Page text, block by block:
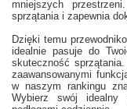
mniejszych
sprzątania i zapewnia
Dzięki temu
idealnie pasuje do
skuteczność
zaawansowanymi
w naszym rankingu
Wybierz swój idealny